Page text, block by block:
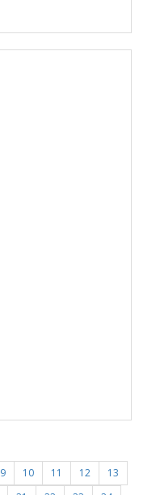
9 10 11 12
13